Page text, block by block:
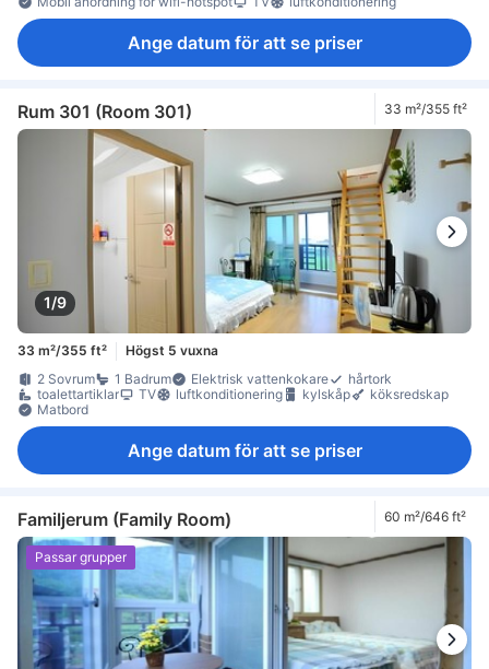
Ange datum för att se priser
Rum 301 (Room 301) 33 m²/355 ft²
1/9
33 m²/355 ft²
Högst 5 vuxna
2 Sovrum
1 Badrum Elektrisk vattenkokare
hårtork
toalettartiklar
TV luftkonditionering kylskåp
köksredskap
Matbord
Ange datum för att se priser
Familjerum (Family Room) 60 m²/646 ft²
Passar grupper